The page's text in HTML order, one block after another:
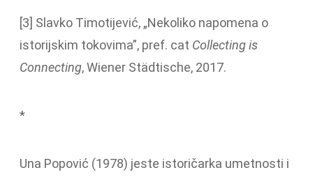
[3] Slavko Timotijević, „Nekoliko napomena o
istorijskim tokovima”, pref. cat Collecting is
Connecting, Wiener Städtische, 2017.
*
Una Popović (1978) jeste istoričarka umetnosti i